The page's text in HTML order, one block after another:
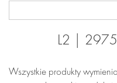
L2 |
Wszystkie produkty